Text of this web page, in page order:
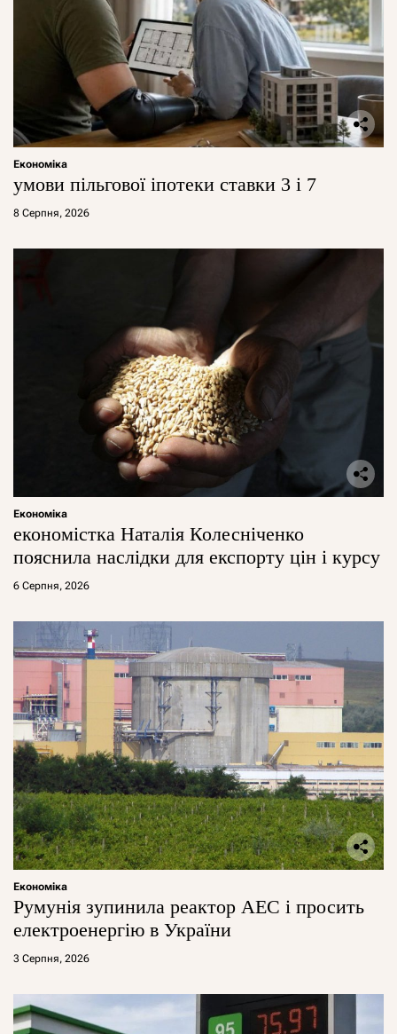
Економіка
умови пільгової іпотеки ставки 3 і 7
8 Серпня, 2026
Економіка
економістка Наталія Колесніченко
пояснила наслідки для експорту цін і курсу
6 Серпня, 2026
Економіка
Румунія зупинила реактор АЕС і просить
електроенергію в України
3 Серпня, 2026